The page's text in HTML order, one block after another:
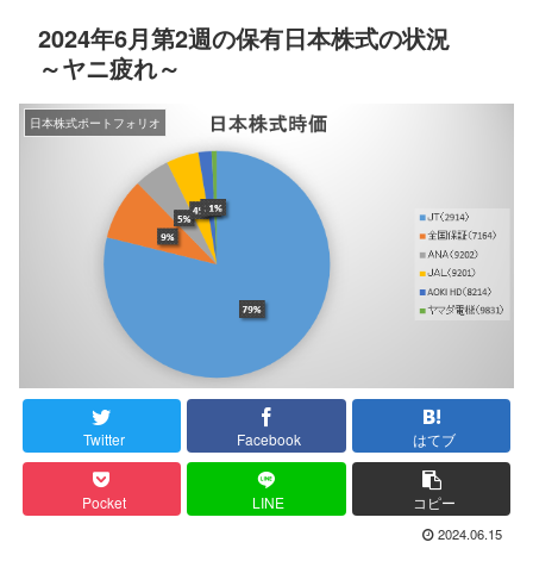
2024年6月第2週の保有日本株式の状況
～ヤニ疲れ～
日本株式ポートフォリオ
Twitter Facebook はてブ
Pocket LINE コピー
2024.06.15